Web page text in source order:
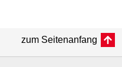
zum Seitenanfang